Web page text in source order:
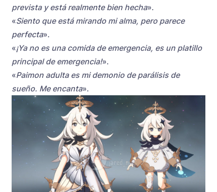
prevista y está realmente bien hecha».
«Siento que está mirando mi alma, pero parece
perfecta».
«¡Ya no es una comida de emergencia, es un platillo
principal de emergencia!».
«Paimon adulta es mi demonio de parálisis de
sueño. Me encanta».